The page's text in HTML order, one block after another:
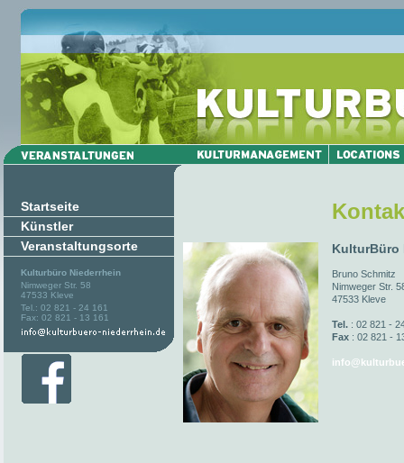
Startseite
Künstler
Veranstaltungsorte
Kulturbüro Niederrhein
Nimweger Str. 58
47533 Kleve
Tel.: 02 821 - 24 161
Fax: 02 821 - 13 161
KulturBüro
Bruno Schmitz
Nimweger Str.
47533 Kleve
Tel. : 02 821 -
Fax : 02 821 -